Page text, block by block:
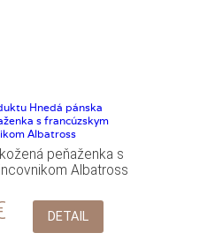
peňaženka s
Albatross
DETAIL